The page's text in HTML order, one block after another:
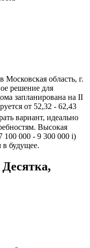
область, г.
решение для
запланирована на II
от 52,32 - 62,43
вариант, идеально
Высокая
100 000 - 9 300 000 i)
будущее.